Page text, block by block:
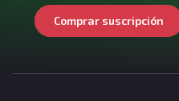
Comprar suscripción